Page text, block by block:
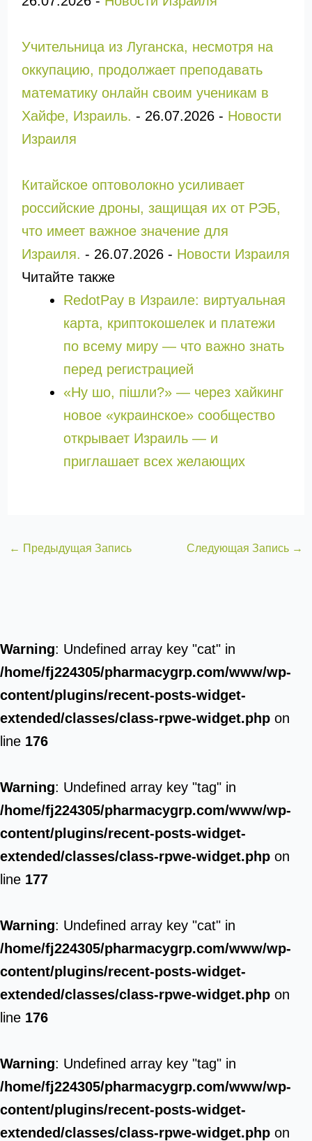
Учительница из Луганска, несмотря на
оккупацию, продолжает преподавать
математику онлайн своим ученикам в
Хайфе, Израиль. - 26.07.2026- Новости
Израиля
Китайское оптоволокно усиливает
российские дроны, защищая их от РЭБ,
что имеет важное значение для
Израиля. - 26.07.2026- Новости Израиля
Читайте также
RedotPay в Израиле: виртуальная
карта, криптокошелек и платежи
по всему миру — что важно знать
перед регистрацией
«Ну шо, пішли?» — через хайкинг
новое «украинское» сообщество
открывает Израиль — и
приглашает всех желающих
← Предыдущая Запись Следующая Запись →
Warning: Undefined array key "cat" in
/home/fj224305/pharmacygrp.com/www/wp-
content/plugins/recent-posts-widget-
extended/classes/class-rpwe-widget.php on
line 176
Warning: Undefined array key "tag" in
/home/fj224305/pharmacygrp.com/www/wp-
content/plugins/recent-posts-widget-
extended/classes/class-rpwe-widget.php on
line 177
Warning: Undefined array key "cat" in
/home/fj224305/pharmacygrp.com/www/wp-
content/plugins/recent-posts-widget-
extended/classes/class-rpwe-widget.php on
line 176
Warning: Undefined array key "tag" in
/home/fj224305/pharmacygrp.com/www/wp-
content/plugins/recent-posts-widget-
extended/classes/class-rpwe-widget.php on